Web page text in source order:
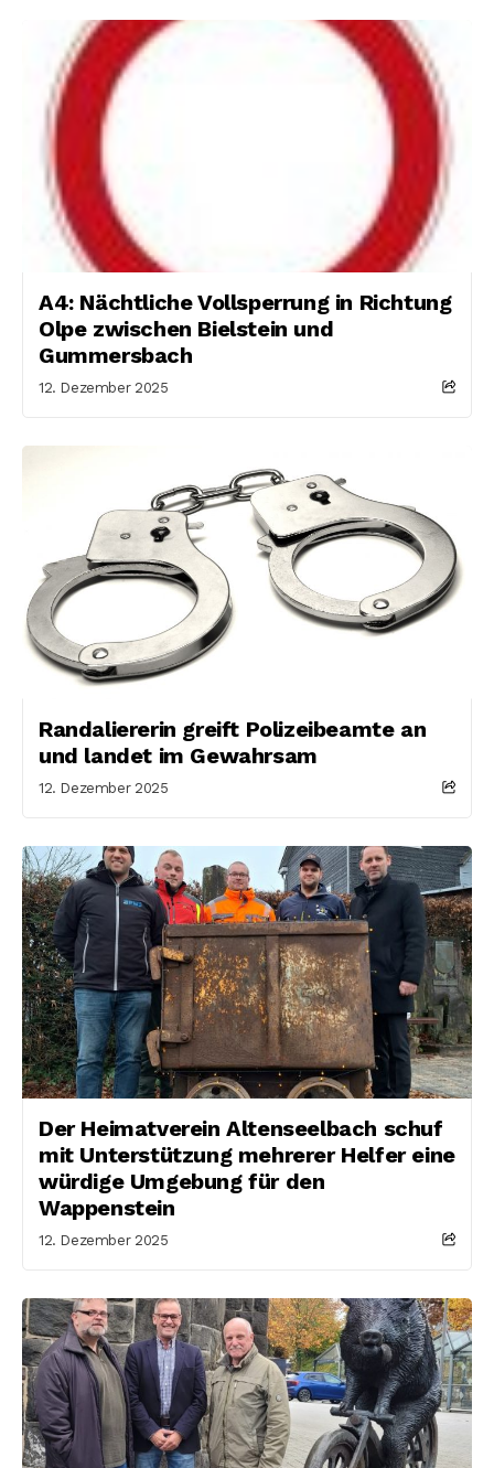
A4: Nächtliche Vollsperrung in Richtung
Olpe zwischen Bielstein und
Gummersbach
12. Dezember 2025
Randaliererin greift Polizeibeamte an
und landet im Gewahrsam
12. Dezember 2025
Der Heimatverein Altenseelbach schuf
mit Unterstützung mehrerer Helfer eine
würdige Umgebung für den
Wappenstein
12. Dezember 2025